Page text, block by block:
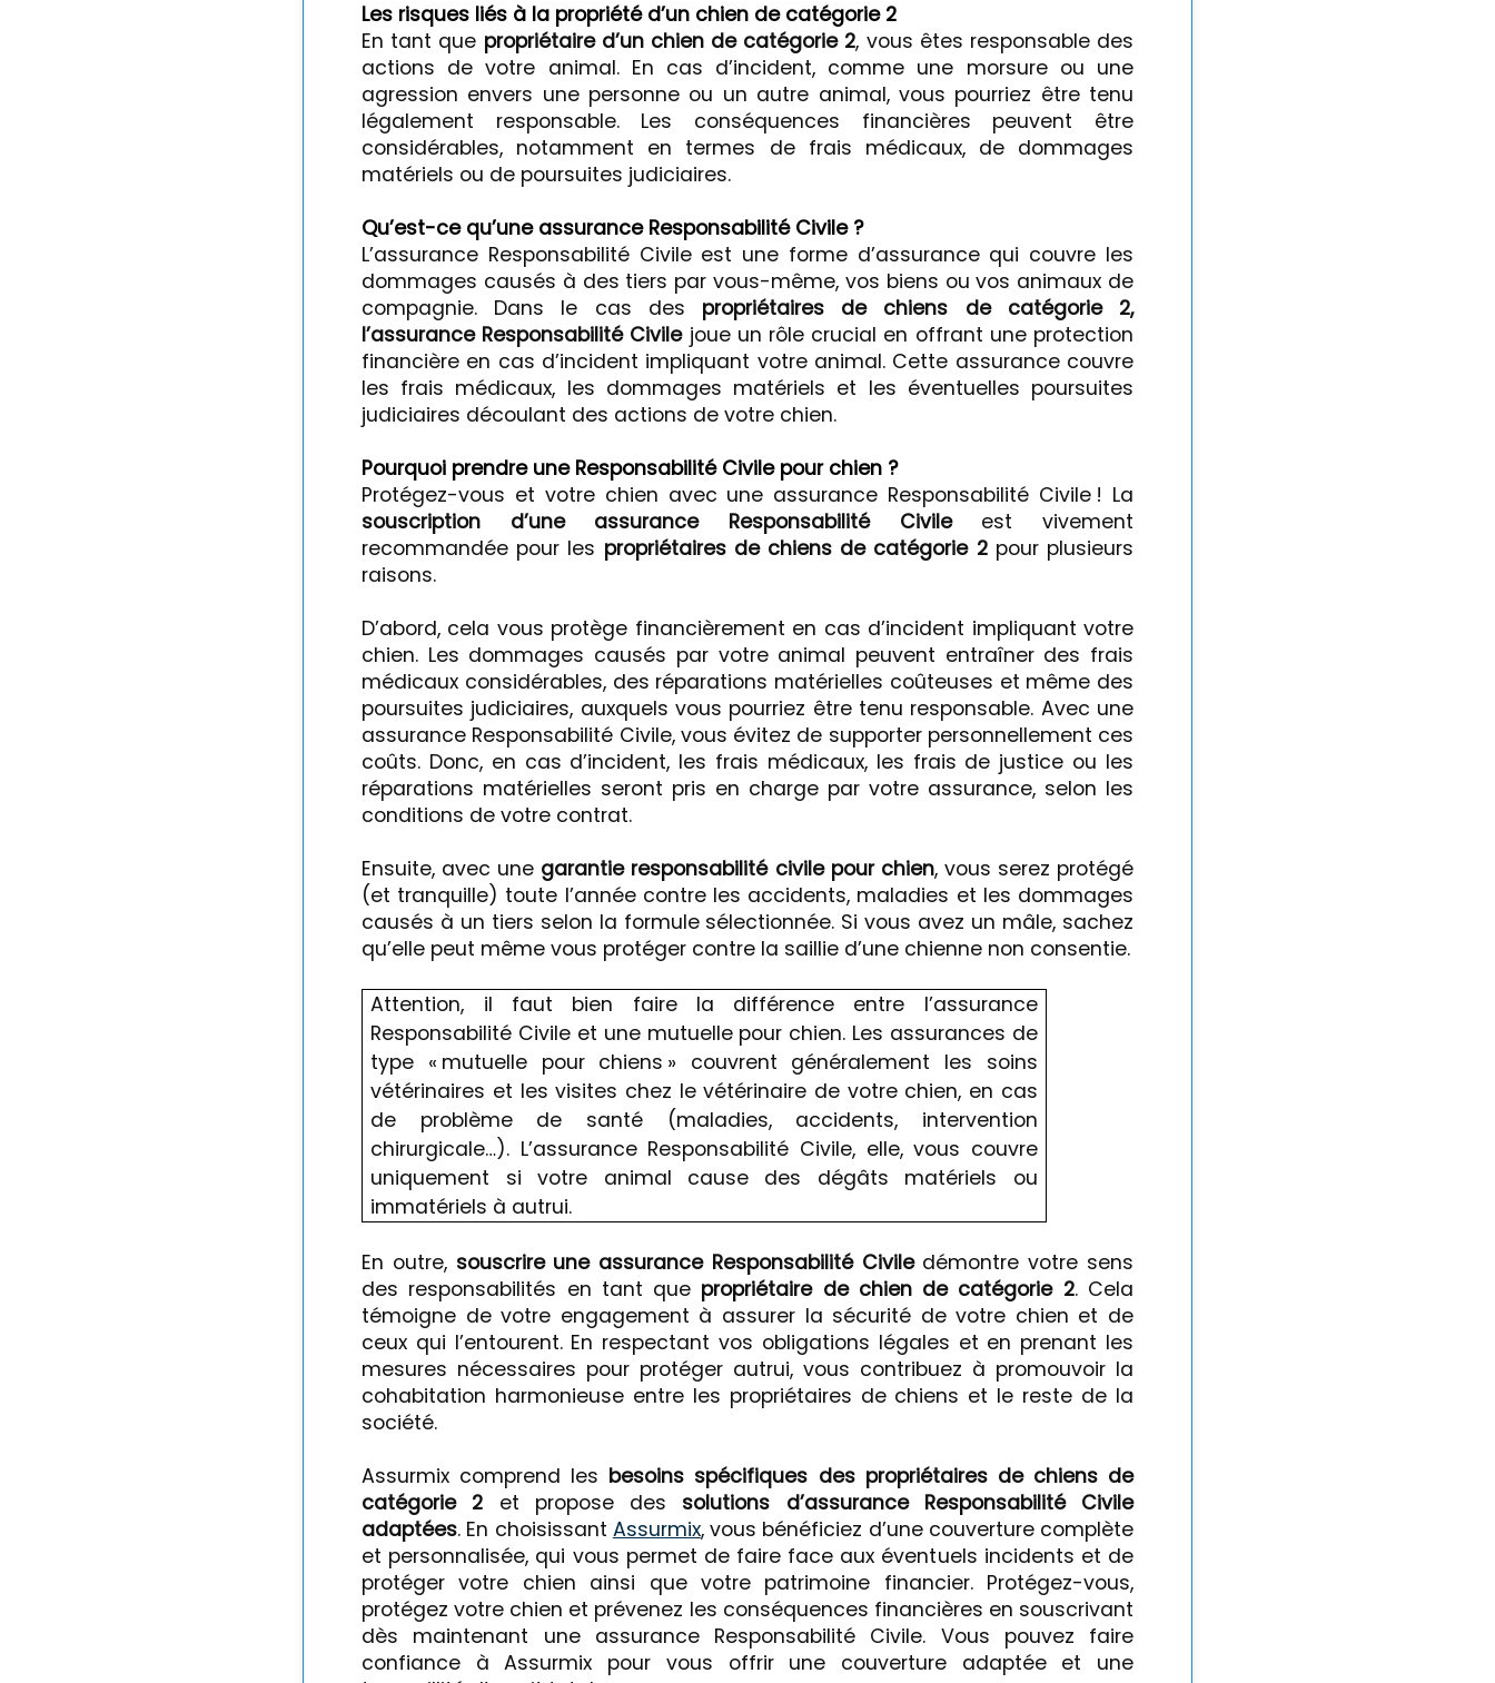
Les risques liés à la propriété d’un chien de catégorie 2
En tant que propriétaire d’un chien de catégorie 2, vous êtes responsable des
actions de votre animal. En cas d’incident, comme une morsure ou une
agression envers une personne ou un autre animal, vous pourriez être tenu
légalement responsable. Les conséquences financières peuvent être
considérables, notamment en termes de frais médicaux, de dommages
matériels ou de poursuites judiciaires.
Qu’est-ce qu’une assurance Responsabilité Civile ?
L’assurance Responsabilité Civile est une forme d’assurance qui couvre les
dommages causés à des tiers par vous-même, vos biens ou vos animaux de
compagnie. Dans le cas des propriétaires de chiens de catégorie 2,
l’assurance Responsabilité Civilejoue un rôle crucial en offrant une protection
financière en cas d’incident impliquant votre animal. Cette assurance couvre
les frais médicaux, les dommages matériels et les éventuelles poursuites
judiciaires découlant des actions de votre chien.
Pourquoi prendre une Responsabilité Civile pour chien ?
Protégez-vous et votre chien avec une assurance Responsabilité Civile ! La
souscription d’une assurance Responsabilité Civileest vivement
recommandée pour les propriétaires de chiens de catégorie 2pour plusieurs
raisons.
D’abord, cela vous protège financièrement en cas d’incident impliquant votre
chien. Les dommages causés par votre animal peuvent entraîner des frais
médicaux considérables, des réparations matérielles coûteuses et même des
poursuites judiciaires, auxquels vous pourriez être tenu responsable. Avec une
assurance Responsabilité Civile, vous évitez de supporter personnellement ces
coûts. Donc, en cas d’incident, les frais médicaux, les frais de justice ou les
réparations matérielles seront pris en charge par votre assurance, selon les
conditions de votre contrat.
Ensuite, avec une garantie responsabilité civile pour chien, vous serez protégé
(et tranquille) toute l’année contre les accidents, maladies et les dommages
causés à un tiers selon la formule sélectionnée. Si vous avez un mâle, sachez
qu’elle peut même vous protéger contre la saillie d’une chienne non consentie.
Attention, il faut bien faire la différence entre l’assurance
Responsabilité Civile et une mutuelle pour chien. Les assurances de
type « mutuelle pour chiens » couvrent généralement les soins
vétérinaires et les visites chez le vétérinaire de votre chien, en cas
de problème de santé (maladies, accidents, intervention
chirurgicale…). L’assurance Responsabilité Civile, elle, vous couvre
uniquement si votre animal cause des dégâts matériels ou
immatériels à autrui.
En outre, souscrire une assurance Responsabilité Civile démontre votre sens
des responsabilités en tant que propriétaire de chien de catégorie 2. Cela
témoigne de votre engagement à assurer la sécurité de votre chien et de
ceux qui l’entourent. En respectant vos obligations légales et en prenant les
mesures nécessaires pour protéger autrui, vous contribuez à promouvoir la
cohabitation harmonieuse entre les propriétaires de chiens et le reste de la
société.
Assurmix comprend les besoins spécifiques des propriétaires de chiens de
catégorie
2 et propose des solutions d’assurance Responsabilité Civile
adaptées. En choisissant Assurmix, vous bénéficiez d’une couverture complète
et personnalisée, qui vous permet de faire face aux éventuels incidents et de
protéger votre chien ainsi que votre patrimoine financier. Protégez-vous,
protégez votre chien et prévenez les conséquences financières en souscrivant
dès maintenant une assurance Responsabilité Civile. Vous pouvez faire
confiance à Assurmix pour vous offrir une couverture adaptée et une